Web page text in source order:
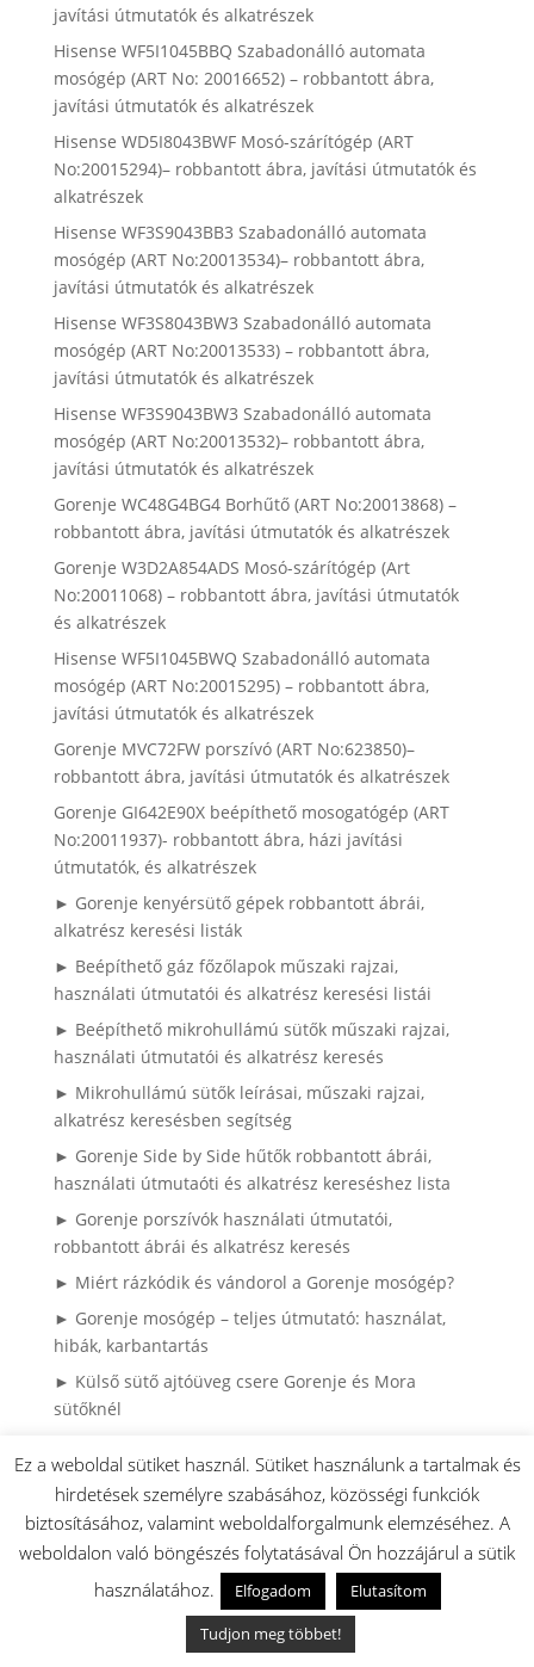
javítási útmutatók és alkatrészek
Hisense WF5I1045BBQ Szabadonálló automata
mosógép (ART No: 20016652) – robbantott ábra,
javítási útmutatók és alkatrészek
Hisense WD5I8043BWF Mosó-szárítógép (ART
No:20015294)– robbantott ábra, javítási útmutatók és
alkatrészek
Hisense WF3S9043BB3 Szabadonálló automata
mosógép (ART No:20013534)– robbantott ábra,
javítási útmutatók és alkatrészek
Hisense WF3S8043BW3 Szabadonálló automata
mosógép (ART No:20013533) – robbantott ábra,
javítási útmutatók és alkatrészek
Hisense WF3S9043BW3 Szabadonálló automata
mosógép (ART No:20013532)– robbantott ábra,
javítási útmutatók és alkatrészek
Gorenje WC48G4BG4 Borhűtő (ART No:20013868) –
robbantott ábra, javítási útmutatók és alkatrészek
Gorenje W3D2A854ADS Mosó-szárítógép (Art
No:20011068) – robbantott ábra, javítási útmutatók
és alkatrészek
Hisense WF5I1045BWQ Szabadonálló automata
mosógép (ART No:20015295) – robbantott ábra,
javítási útmutatók és alkatrészek
Gorenje MVC72FW porszívó (ART No:623850)–
robbantott ábra, javítási útmutatók és alkatrészek
Gorenje GI642E90X beépíthető mosogatógép (ART
No:20011937)- robbantott ábra, házi javítási
útmutatók, és alkatrészek
► Gorenje kenyérsütő gépek robbantott ábrái,
alkatrész keresési listák
► Beépíthető gáz főzőlapok műszaki rajzai,
használati útmutatói és alkatrész keresési listái
► Beépíthető mikrohullámú sütők műszaki rajzai,
használati útmutatói és alkatrész keresés
► Mikrohullámú sütők leírásai, műszaki rajzai,
alkatrész keresésben segítség
► Gorenje Side by Side hűtők robbantott ábrái,
használati útmutaóti és alkatrész kereséshez lista
► Gorenje porszívók használati útmutatói,
robbantott ábrái és alkatrész keresés
► Miért rázkódik és vándorol a Gorenje mosógép?
► Gorenje mosógép – teljes útmutató: használat,
hibák, karbantartás
► Külső sütő ajtóüveg csere Gorenje és Mora
sütőknél
spórolhatsz tízezreket szerviz nélkül (Könnyen
cserélhető (hornyos) kivitel)
► Gyakran Ismételt Kérdések (GYIK)
► Ragyogó Gázfőzőlap, Karcok Nélkül? – A Profi
Tisztítás Első Lépései
► HISENSE / GORENJE klíma robbantott ábrák
Ez a weboldal sütiket használ. Sütiket használunk a tartalmak és
hirdetések személyre szabásához, közösségi funkciók
biztosításához, valamint weboldalforgalmunk elemzéséhez. A
weboldalon való böngészés folytatásával Ön hozzájárul a sütik
használatához.
Elfogadom
Elutasítom
Tudjon meg többet!